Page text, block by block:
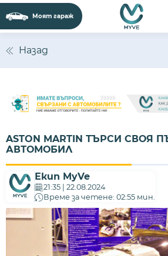
Моят гараж
Назад
ASTON MARTIN ТЪРСИ СВОЯ
АВТОМОБИЛ
Екип MyVe
21:35 | 22.08.2024
Време за четене: 02:55 мин.